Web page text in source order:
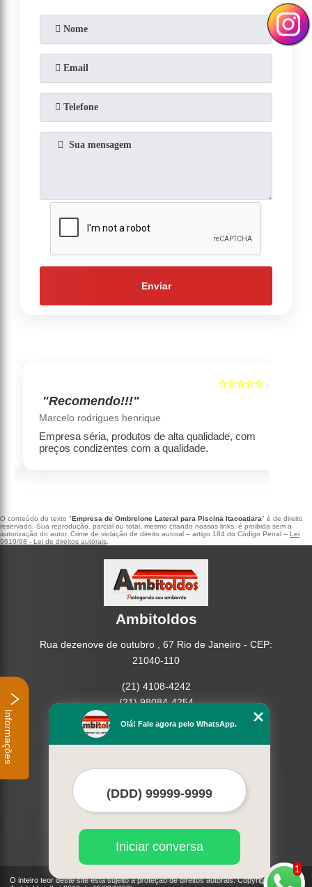
Enviar
5
☆☆☆☆☆
"Recomendo!!!"
Marcelo rodrigues henrique
Empresa séria, produtos de alta qualidade, com
preços condizentes com a qualidade.
O conteúdo do texto "Empresa de Ombrelone Lateral para Piscina Itacoatiara" é de direito
reservado. Sua reprodução, parcial ou total, mesmo citando nossos links, é proibida sem a
autorização do autor. Crime de violação de direito autoral – artigo 184 do Código Penal – Lei
9610/98 - Lei de direitos autorais
Ambitoldos
Rua dezenove de outubro , 67 Rio de Janeiro - CEP:
21040-110
(21) 4108-4242
(21) 98084-4254
Home
Empresa
Contato
O inteiro teor deste site está sujeito à proteção de direitos autorais. Copyright©
1
Olá! Fale agora pelo WhatsApp.
Iniciar conversa
Informações